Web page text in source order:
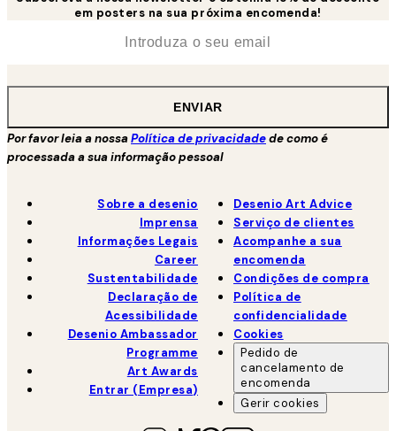
em posters na sua próxima encomenda!
ENVIAR
Por favor leia a nossaPolítica de privacidadede como é
processada a sua informação pessoal
Sobre a desenio
Imprensa
Informações Legais
Career
Sustentabilidade
Declaração de
Acessibilidade
Desenio Ambassador
Programme
Art Awards
Entrar (Empresa)
Desenio Art Advice
Serviço de clientes
Acompanhe a sua
encomenda
Condições de compra
Política de
confidencialidade
Cookies
Pedido de
cancelamento de
encomenda
Gerir cookies